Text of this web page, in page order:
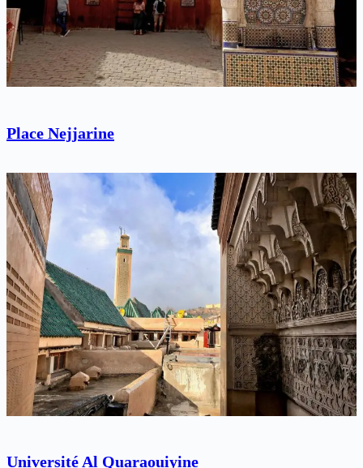
Place Nejjarine
Université Al Quaraouiyine